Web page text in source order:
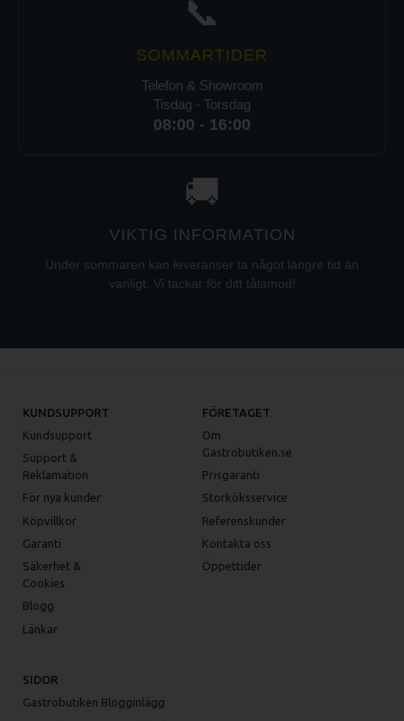
📞
SOMMARTIDER
Telefon & Showroom
Tisdag - Torsdag
08:00 - 16:00
🚚
VIKTIG INFORMATION
Under sommaren kan leveranser ta något längre tid än
vanligt. Vi tackar för ditt tålamod!
KUNDSUPPORT
Kundsupport
Support &
Reklamation
För nya kunder
Köpvillkor
Garanti
Säkerhet &
Cookies
Blogg
Länkar
FÖRETAGET
Om
Gastrobutiken.se
Prisgaranti
Storköksservice
Referenskunder
Kontakta oss
Öppettider
SIDOR
Gastrobutiken Blogginlägg